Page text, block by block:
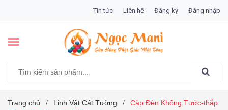
Tin tức Liên hệ Đăng ký Đăng nhập
Trang chủ / Linh Vật Cát Tường /
Cặp Đèn Khổng Tước-thắp